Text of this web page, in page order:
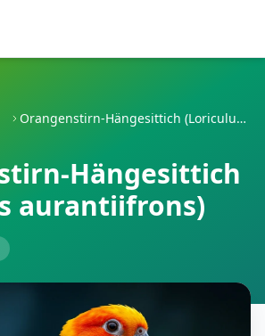
Orangenstirn-Hängesittich (Loriculus aurantiifrons)
Hängesittich
aurantiifrons)